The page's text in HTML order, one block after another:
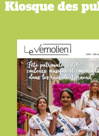
Kiosque des